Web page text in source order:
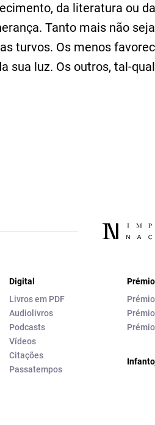
da literatura ou
Tanto mais não
turvos. Os menos
sua luz. Os outros, tal-
Digital
Livros em PDF
Audiolivros
Podcasts
Vídeos
Citações
Passatempos